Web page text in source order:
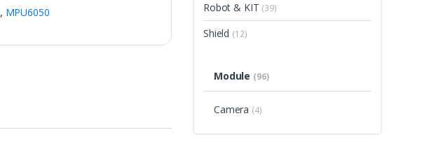
, MPU6050 Robot & KIT (39)
Shield (12)
Module (96)
Camera (4)